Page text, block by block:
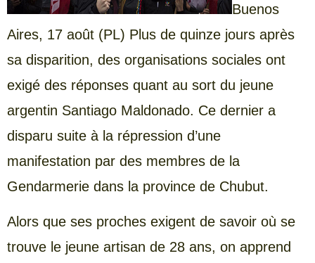
Buenos
Aires, 17 août (PL) Plus de quinze jours après
sa disparition, des organisations sociales ont
exigé des réponses quant au sort du jeune
argentin Santiago Maldonado. Ce dernier a
disparu suite à la répression d’une
manifestation par des membres de la
Gendarmerie dans la province de Chubut.
Alors que ses proches exigent de savoir où se
trouve le jeune artisan de 28 ans, on apprend